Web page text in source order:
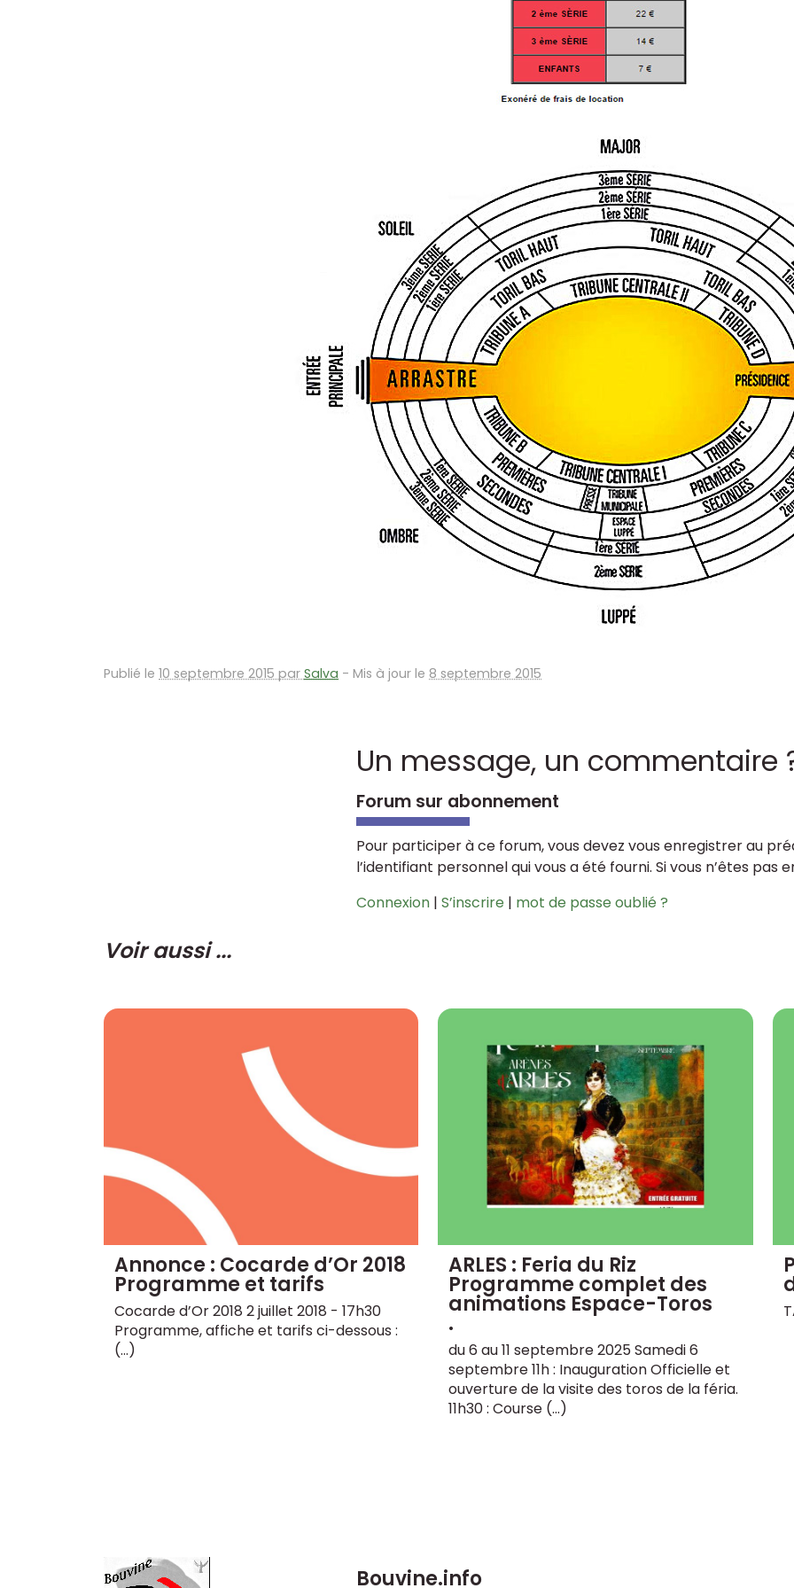
Publié le 10 septembre 2015 par Salva - Mis à jour le 8 septembre 2015
Un message, un commentaire
Forum sur abonnement
Pour participer à ce forum, vous devez vous enregistrer au
l’identifiant personnel qui vous a été fourni. Si vous n’êtes pas
Connexion | S’inscrire | mot de passe oublié ?
Voir aussi ...
Annonce : Cocarde d’Or 2018
Programme et tarifs
Cocarde d’Or 2018 2 juillet 2018 - 17h30
Programme, affiche et tarifs ci-dessous :
(...)
ARLES : Feria du Riz
Programme complet des
animations Espace-Toros
.
du 6 au 11 septembre 2025 Samedi 6
septembre 11h : Inauguration Officielle et
ouverture de la visite des toros de la féria.
11h30 : Course (…)
Bouvine.info